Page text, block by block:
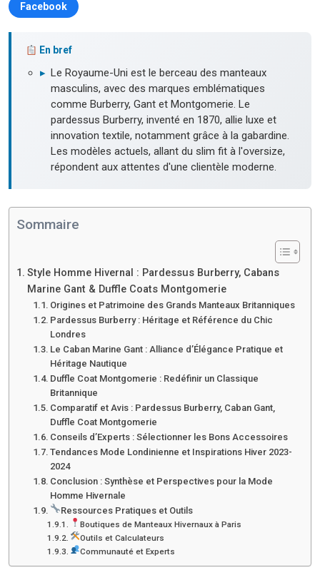
Facebook
En bref
▸ Le Royaume-Uni est le berceau des manteaux
masculins, avec des marques emblématiques
comme Burberry, Gant et Montgomerie. Le
pardessus Burberry, inventé en 1870, allie luxe et
innovation textile, notamment grâce à la gabardine.
Les modèles actuels, allant du slim fit à l'oversize,
répondent aux attentes d'une clientèle moderne.
Sommaire
Style Homme Hivernal : Pardessus Burberry, Cabans
Marine Gant & Duffle Coats Montgomerie
Origines et Patrimoine des Grands Manteaux Britanniques
Pardessus Burberry : Héritage et Référence du Chic
Londres
Le Caban Marine Gant : Alliance d’Élégance Pratique et
Héritage Nautique
Duffle Coat Montgomerie : Redéfinir un Classique
Britannique
Comparatif et Avis : Pardessus Burberry, Caban Gant,
Duffle Coat Montgomerie
Conseils d’Experts : Sélectionner les Bons Accessoires
Tendances Mode Londinienne et Inspirations Hiver 2023-
2024
Conclusion : Synthèse et Perspectives pour la Mode
Homme Hivernale
Ressources Pratiques et Outils
Boutiques de Manteaux Hivernaux à Paris
Outils et Calculateurs
Communauté et Experts